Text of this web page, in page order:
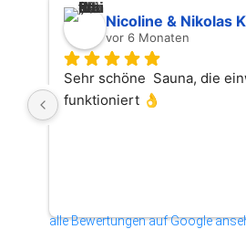
Nicoline & Nikolas
vor 6 Monaten
Sehr schöne  Sauna, die
funktioniert 👌
alle Bewertungen auf Google